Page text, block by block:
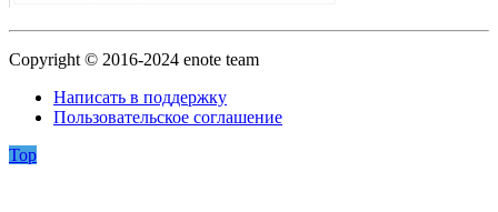
Copyright © 2016-2024 enote team
Написать в поддержку
Пользовательское соглашение
Top